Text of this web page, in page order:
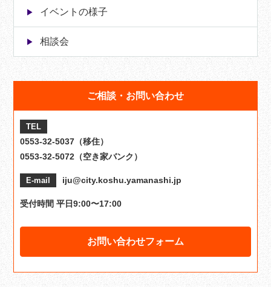
イベントの様子
相談会
ご相談・お問い合わせ
TEL
0553-32-5037（移住）
0553-32-5072（空き家バンク）
E-mail iju@city.koshu.yamanashi.jp
受付時間 平日9:00〜17:00
お問い合わせフォーム